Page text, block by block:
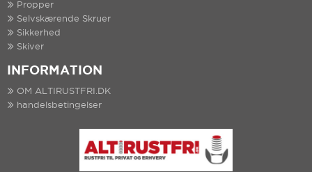
Propper
Selvskærende Skruer
Sikkerhed
Skiver
INFORMATION
OM ALTIRUSTFRI.DK
handelsbetingelser